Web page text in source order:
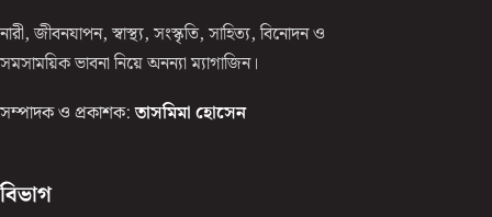
নারী, জীবনযাপন, স্বাস্থ্য, সংস্কৃতি, সাহিত্য, বিনোদন ও
সমসাময়িক ভাবনা নিয়ে অনন্যা ম্যাগাজিন।
সম্পাদক ও প্রকাশক: তাসমিমা হোসেন
বিভাগ